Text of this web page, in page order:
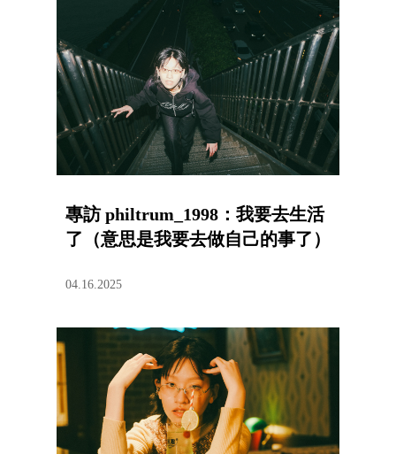
專訪 philtrum_1998：我要去生活
了（意思是我要去做自己的事了）
04.16.2025